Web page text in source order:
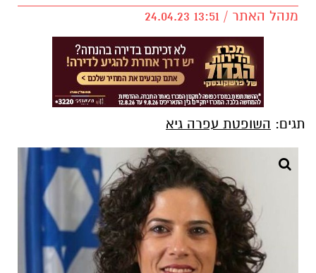
מנהל האתר / 13:51 24.04.23
תגים: השופטת עפרה גיא